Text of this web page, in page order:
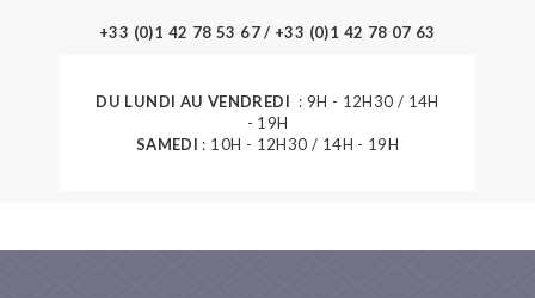
+33 (0)1 42 78 53 67 / +33 (0)1 42 78 07 63
DU LUNDI AU VENDREDI : 9H - 12H30 / 14H
- 19H
SAMEDI : 10H - 12H30 / 14H - 19H